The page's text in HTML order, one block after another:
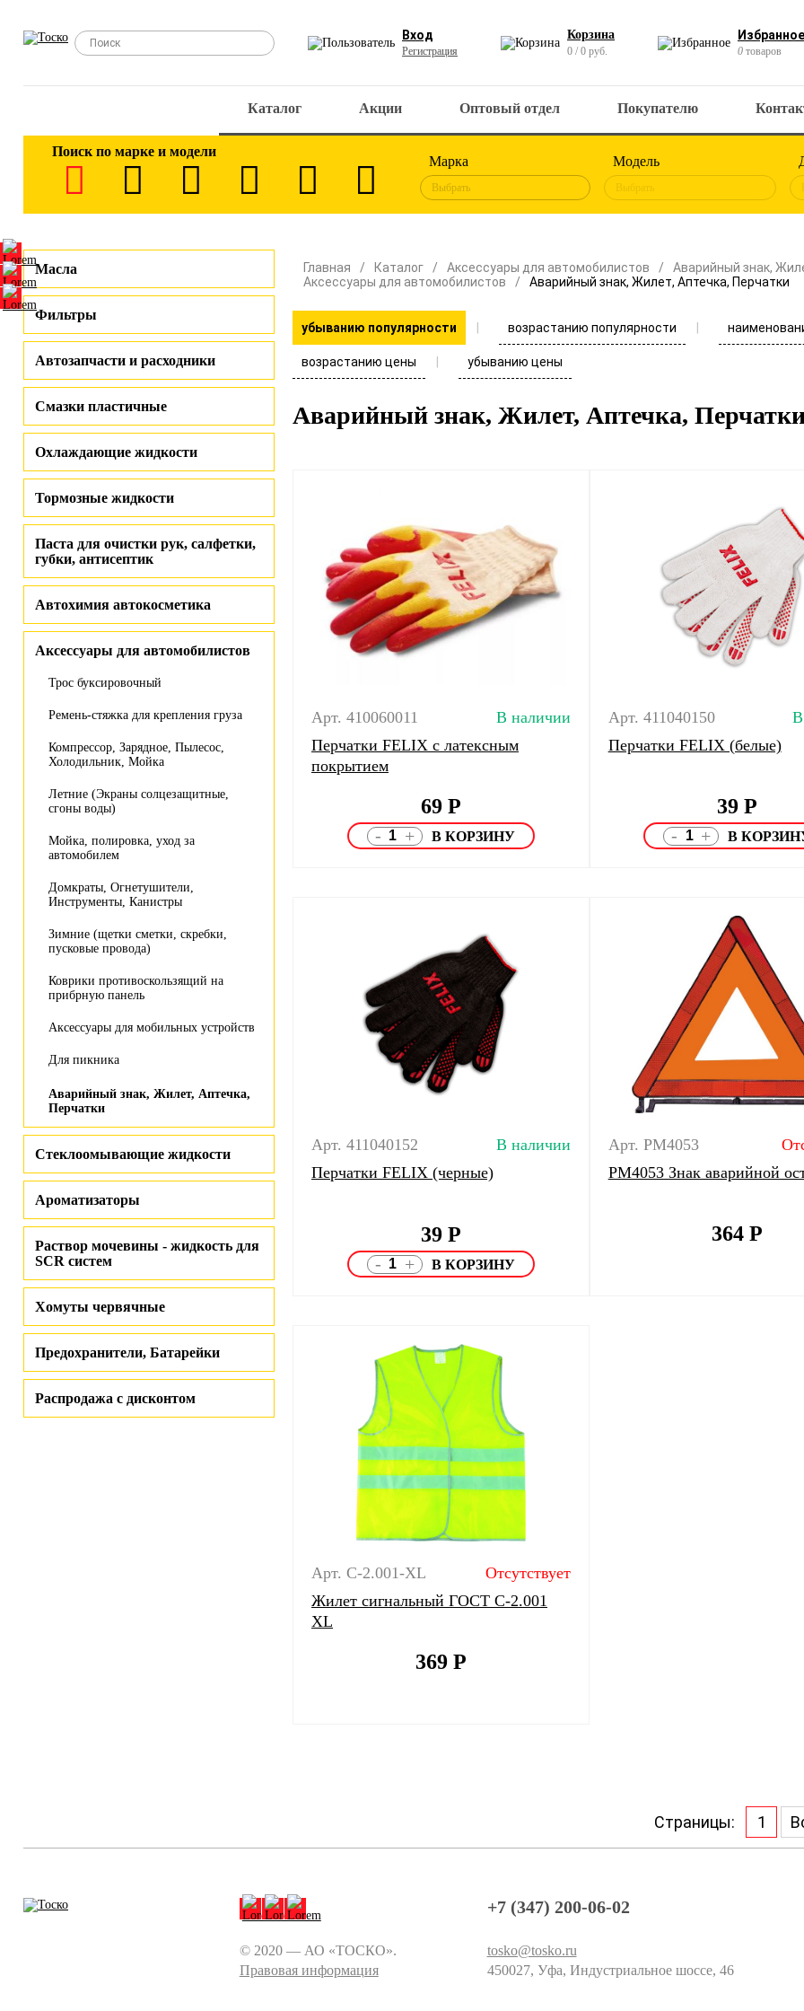
Вход
Регистрация
Корзина
0 / 0 руб.
Избранное
0 товаров
Каталог Акции Оптовый отдел Покупателю
Поиск по марке и модели
Марка
Выбрать
Модель
Выбрать
Масла
Фильтры
Автозапчасти и расходники
Смазки пластичные
Охлаждающие жидкости
Тормозные жидкости
Паста для очистки рук, салфетки,
губки, антисептик
Автохимия автокосметика
Аксессуары для автомобилистов
Трос буксировочный
Ремень-стяжка для крепления груза
Компрессор, Зарядное, Пылесос,
Холодильник, Мойка
Летние (Экраны солцезащитные,
сгоны воды)
Мойка, полировка, уход за
автомобилем
Домкраты, Огнетушители,
Инструменты, Канистры
Зимние (щетки сметки, скребки,
пусковые провода)
Коврики противоскользящий на
прибрную панель
Аксессуары для мобильных устройств
Для пикника
Аварийный знак, Жилет, Аптечка,
Перчатки
Стеклоомывающие жидкости
Ароматизаторы
Раствор мочевины - жидкость для
SCR систем
Хомуты червячные
Предохранители, Батарейки
Распродажа с дисконтом
Главная Каталог Аксессуары для автомобилистов
Аварийный знак,
Аксессуары для автомобилистов
Аварийный знак, Жилет, Аптечка, Перчатки
убыванию популярности возрастанию популярности
возрастанию цены убыванию цены
Аварийный знак, Жилет, Аптечка,
Арт. 410060011
В наличии
Перчатки FELIX с латексным
покрытием
69 Р
- +
Арт. 411040150
Перчатки FELIX (белые)
39Р
- +
Арт. 411040152
В наличии
Перчатки FELIX (черные)
39 Р
- +
Арт. PM4053
PM4053 Знак аварийной
364Р
Арт. C-2.001-XL
Отсутствует
Жилет сигнальный ГОСТ С-2.001
XL
369 Р
Страницы: 1
© 2020 — АО «ТОСКО».
Правовая информация
+7 (347) 200-06-02
tosko@tosko.ru
450027, Уфа, Индустриальное шоссе, 46